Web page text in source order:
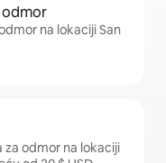
odmor
na lokaciji San
za odmor na lokaciji